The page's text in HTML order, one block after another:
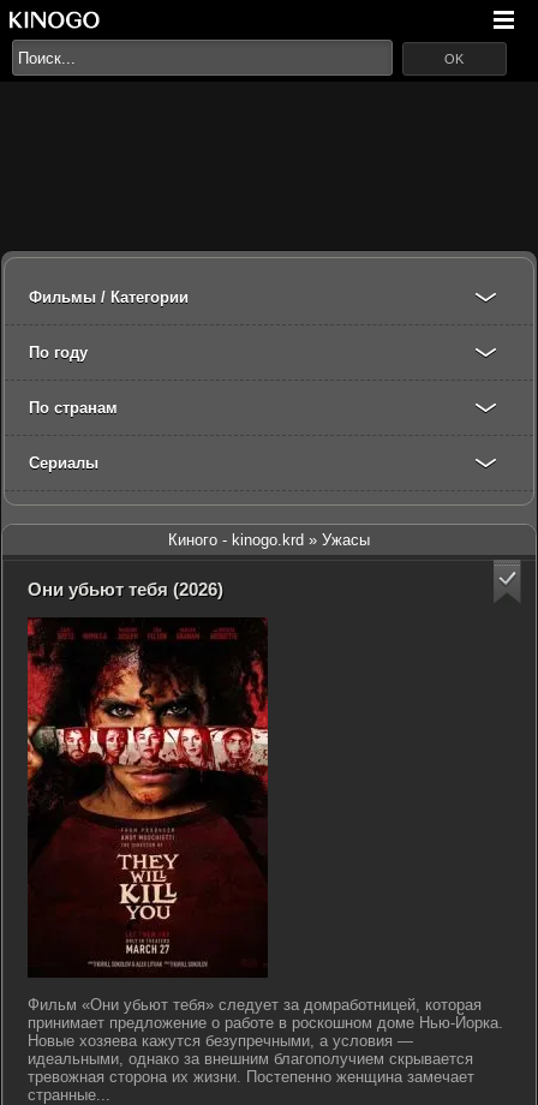
Фильмы / Категории
По году
По странам
Сериалы
Киного - kinogo.krd » Ужасы
Они убьют тебя (2026)
Фильм «Они убьют тебя» следует за домработницей, которая
принимает предложение о работе в роскошном доме Нью-Йорка.
Новые хозяева кажутся безупречными, а условия —
идеальными, однако за внешним благополучием скрывается
тревожная сторона их жизни. Постепенно женщина замечает
странные...
OK